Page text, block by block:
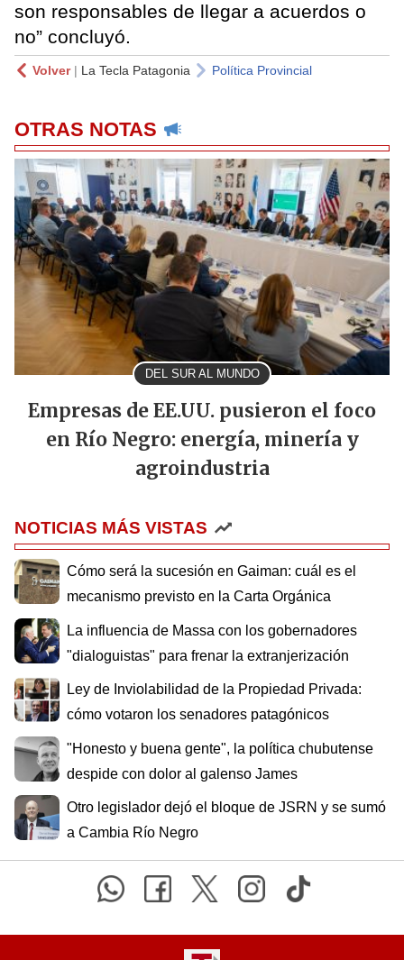
son responsables de llegar a acuerdos o
no” concluyó.
Volver| La Tecla Patagonia Política Provincial
OTRAS NOTAS
DEL SUR AL MUNDO
Empresas de EE.UU. pusieron el foco
en Río Negro: energía, minería y
agroindustria
NOTICIAS MÁS VISTAS
Cómo será la sucesión en Gaiman: cuál es el
mecanismo previsto en la Carta Orgánica
La influencia de Massa con los gobernadores
"dialoguistas" para frenar la extranjerización
Ley de Inviolabilidad de la Propiedad Privada:
cómo votaron los senadores patagónicos
"Honesto y buena gente", la política chubutense
despide con dolor al galenso James
Otro legislador dejó el bloque de JSRN y se sumó
a Cambia Río Negro